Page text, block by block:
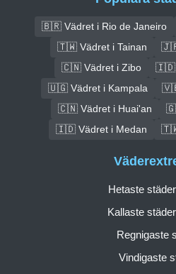
🇧🇷 Vädret i Rio de Janeiro
🇹🇼 Vädret i Tainan
🇯🇵
🇨🇳 Vädret i Zibo
🇮🇩
🇺🇬 Vädret i Kampala
🇻🇪
🇨🇳 Vädret i Huai'an
🇮🇩 Vädret i Medan
🇹🇼
Hetaste
Kallaste
Regnigaste
Vindigaste